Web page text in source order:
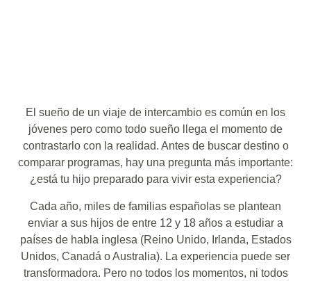
El sueño de un viaje de intercambio es común en los
jóvenes pero como todo sueño llega el momento de
contrastarlo con la realidad. Antes de buscar destino o
comparar programas, hay una pregunta más importante:
¿está tu hijo preparado para vivir esta experiencia?
Cada año, miles de familias españolas se plantean
enviar a sus hijos de entre 12 y 18 años a estudiar a
países de habla inglesa (Reino Unido, Irlanda, Estados
Unidos, Canadá o Australia). La experiencia puede ser
transformadora. Pero no todos los momentos, ni todos